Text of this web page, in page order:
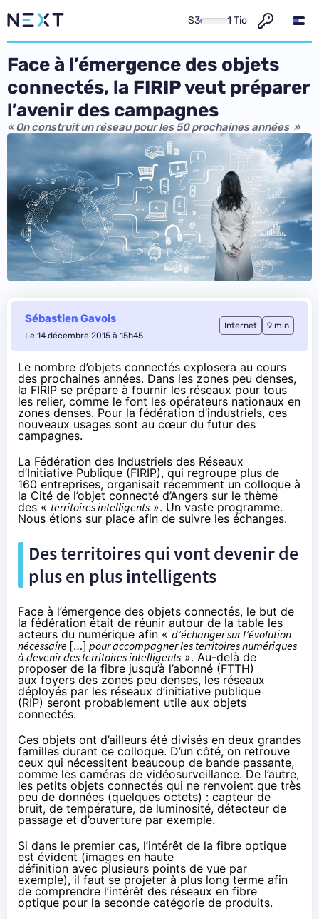
S3 1 Tio
Face à l’émergence des objets
connectés, la FIRIP veut préparer
l’avenir des campagnes
« On construit un réseau pour les 50 prochaines années »
Sébastien Gavois
Le 14 décembre 2015 à 15h45
Internet 9 min
Le nombre d’objets connectés explosera au cours
des prochaines années. Dans les zones peu denses,
la FIRIP se prépare à fournir les réseaux pour tous
les relier, comme le font les opérateurs nationaux en
zones denses. Pour la fédération d’industriels, ces
nouveaux usages sont au cœur du futur des
campagnes.
La Fédération des Industriels des Réseaux
d’Initiative Publique (FIRIP), qui regroupe plus de
160 entreprises, organisait récemment un colloque à
la Cité de l’objet connecté d’Angers sur le thème
des « territoires intelligents ». Un vaste programme.
Nous étions sur place afin de suivre les échanges.
Des territoires qui vont devenir de
plus en plus intelligents
Face à l’émergence des objets connectés, le but de
la fédération était de réunir autour de la table les
acteurs du numérique afin « d’échanger sur l’évolution
nécessaire […] pour accompagner les territoires numériques
à devenir des territoires intelligents ». Au-delà de
proposer de la fibre jusqu’à l’abonné (FTTH)
aux foyers des zones peu denses, les réseaux
déployés par les réseaux d’initiative publique
(RIP) seront probablement utile aux objets
connectés.
Ces objets ont d’ailleurs été divisés en deux grandes
familles durant ce colloque. D’un côté, on retrouve
ceux qui nécessitent beaucoup de bande passante,
comme les caméras de vidéosurveillance. De l’autre,
les petits objets connectés qui ne renvoient que très
peu de données (quelques octets) : capteur de
bruit, de température, de luminosité, détecteur de
passage et d’ouverture par exemple.
Si dans le premier cas, l’intérêt de la fibre optique
est évident (images en haute
définition avec plusieurs points de vue par
exemple), il faut se projeter à plus long terme afin
de comprendre l’intérêt des réseaux en fibre
optique pour la seconde catégorie de produits.